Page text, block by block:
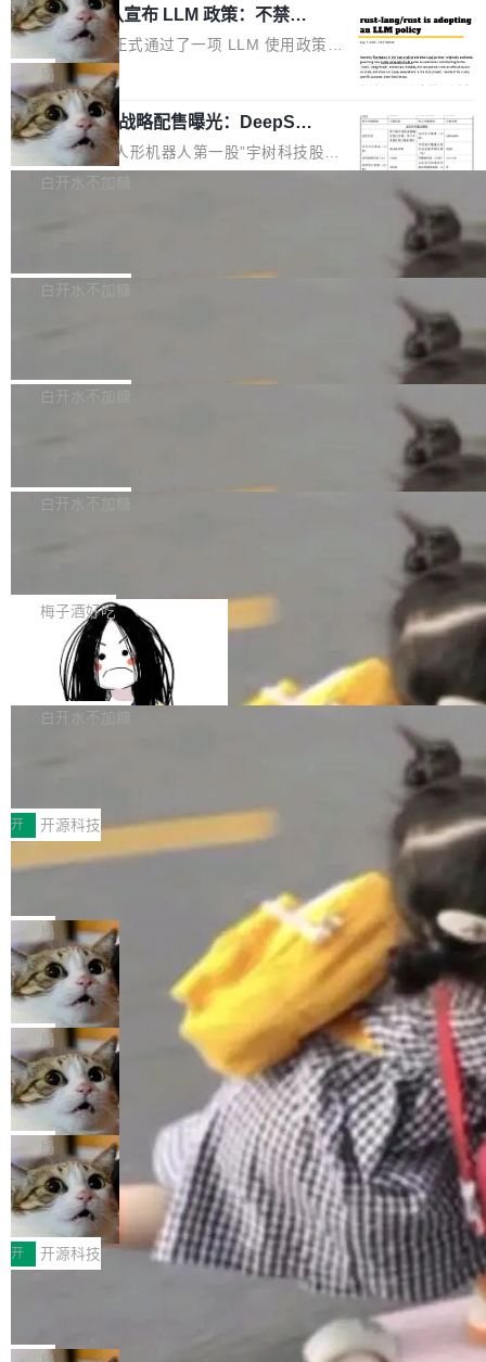
配、功耗与稳定性调优、兼容性测评及统一互联
等内容展开系统讲解和实战交流，帮助企业进一
步了解开源鸿蒙在智能...
Hub 员工 kdaigle 在 HN 讨论中贴出了一组数
据：2025 年全年 10 亿次 commit。现在，每周
2.75 亿次，全年预计 140 亿次。GitHub...
ontinual Harness。在 ARC-AGI 3 基准测试
上，Prime Agent + Opus 5 的组合达到了 95.
5% RHAE Best@1，超过了 ARC 报告的人类专
家基线 95.4%。 不是又一个 coding agent 包装
器 Prime Agent 的架构和市面上大多数 coding
agent 有本质区别。大多数 agent harness 的设
计是基于早期模型的能力—...
Rust 项目团队宣布 LLM 政策：不禁
止，但你要承认哪些代码不是你写的
Rust 语言项目正式通过了一项 LLM 使用政策，
覆盖 rust-lang/rust 单一仓库的代码贡献。这不
是项目级别的官方立场，目前由五个团队采纳，
但它可能是主流开源项目中关于 AI 辅助贡献最
细致的一份规则。 政策的核心只有一句话：LLM
可以用来分析、提炼、审阅、建议，但不能用来
不得生成涉及安全性的关键变更，除非作者本身
局
宇树科技 IPO 战略配售曝光：DeepSe
ek 获配 93.3 万股，锁定 36 个月
8月6日晚间，“人形机器人第一股”宇树科技股份
有限公司披露IPO发行价格及战略配售结果，杭
36个月。 公告显示，本次宇树科技战略配售对
员工参与设立的专项资产管理计划。其中，Dee
获配9...
白开水不加糖
Bug fixes and enhancements 修复多次传递同
一个回归问题，该问题导致拉取镜像时会拒绝包
题，该问题可能导致在旧版 Linux 内核...
白开水不加糖
e 孵化器项目管理委员会（IPMC）投票中获得
P）！这一里程碑不仅标志着 Fluss 迈入新的发
白开水不加糖
长期停止内容更新，未能实现其作为“AI版维基百
提交的编辑请求也长期处于待处理状态。 Groki
pedia 于去年底上线，定位为由人工智能生成内
容的百科平台，被马斯克视为传统众包百科网站
维基百科的替代方案。Lawfare 调查发现，无论
热门页面还是低关注度页面，均未出现近期更
白开水不加糖
是这样的：配 MessageSource 的 Bean、写 R
eloadableResourceBundleMessageSource、
声明 LocaleResolver、注册 LocaleChangeInt
erceptor…五六步之后才能看到第一行翻译文
本。 Solon 换了个方式。整个 i18n 模块围绕三
梅子酒好吃
Apache Doris 4.1 全面增强 Iceberg：
支持 UPDATE、MERGE INTO 与 Iceb
erg V3
Apache Doris 4.1 要补齐的，正是缺失的那一
半。在已有查询能力的基础上，Doris 进一步支
常维护操作，并完整支持 Iceberg V3 格式。
白开水不加糖
村国家自主创新示范区会议中心开幕。本届大会
由中关村智联软件服务业质量创新联盟主办，以
“智构可信·质创未来——AI原生时代的质量新范
式”为主题，直面AI从实验室走向规模化产业落地
的核心质量命题。会上，《2026智能研发生产力
工具选型手册》发布，Testin云测的Testin XAge
nt智能测试系统入选AI测试领域代表产品。对CI
O而言，这提示了一个转变：AI测试正在从效率
工具升级为企业的质量基础设施。 CIO面对的新
现实 过去两年，CIO们的焦虑清单上多了两项：
一是如何让大模型和智能体应用安全地从PoC走
向生产，二是如何让测试团队跟得上AI应用...
开 开源科技
让非法状态不可表示：一篇关于 ADT
有一种东西，一旦用过就回不去了。Alex Fedos
eev 管它叫"软件设计的基石"。 他说的东西不新
鲜——代数数据类型（ADT），尤其是和类型
（sum type）。但他说清楚了一件事：这不是类
型系统的学术体操，是日常编码的思维方式。 文
章从一个简单的例子切入。一个网站的深色主题
设置，如果用布尔值 + 可空字段来表示——bool
ean 表示是否可切换，nullable 的默认模式、浅
色方案、深色方案——会产生大量无意义的组
合。方案缺了、配置冲突了、全 null 了。要知道
哪些组合有效，作者说，你得靠"文档、校验、或
者部落知识"。 换个写法。Rust 的 enum，两个
变体：Switchable...
局
Cloudflare 开源内部企业 AI 平台 Clou
dflare OS
Cloudflare 发布了一个开源项目 Cloudflare O
S。如果你只看官方博客，你会觉得这是又一
个"AI 知识库 + 聊天机器人"——每个大厂都在
做，没什么新鲜的。 但 Kenton Varda 在 Twitte
r 上把事情说清楚了： 今天我们发布了 Cloudfla
re OS，一个带连接器的聊天机器人，跟其他所
有科技公司做的一样。只不过，实际上它不一
样。这是 Sandstorm.io 的重制版，我十年前的
那个创业公司。不同的是，这次它构建在 Cloudf
lare Workers 上——我花了九年时间搭建的平台
——并且深度集成了 AI。这基本上是我十年秘密
局
Deno 团队开源 Celld，可自托管的分
布式 Durable Objects
Ryan Dahl 领导的 Deno 团队推出了最新开源项
目 Celld，一个能在自己机器上运行 Cloudflare
Workers 和 Durable Objects 的守护进程。 设
计思路很直接：每个对象是一个独立的 SQLite
数据库，按名称寻址，复制到你自己的 S3 兼容
存储库里。节点之间只通过这个存储库协调——
没有控制平面，没有共识协议。每个对象自带一
个小型数据库，应用天然按分片构建，单个数据
库的竞争和爆炸半径问题在设计层面就被消除
了。 闲置的 cell 会休眠到几乎不占资源。当 cel
局
鲁大师7月新机性能/流畅/AI榜：vivo夺
性能、流畅双第一，三星Galaxy Z系列
新折叠缺席
2026年7月的手机市场，由于存储等硬件成本暴
增，手机厂商的日子也不好过啊，新机速度明显
放缓，因此硝烟味淡了许多。新机参数规格除开
Fold8 / Z Flip8）外，其余要么是中低端机器，
例如iQOO Z11i、REDMI Note 17、REDMI No
开 开源科技
Zed 编辑器团队发布了新项目——DeltaDB，一
个在 git commit 之间记录每一次编辑操作的版